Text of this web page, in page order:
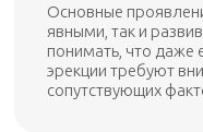
Основные
явными, так и
понимать, что даже
эрекции требуют
сопутствующих